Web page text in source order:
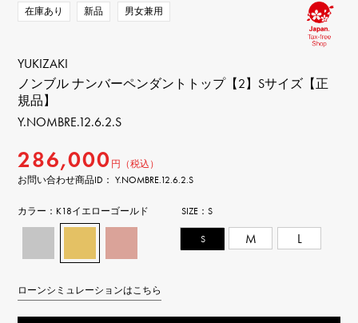
ヴィンテージウォッチ
在庫あり 新品 男女兼用
YUKIZAKI
ノンブル ナンバーペンダントトップ【2】Sサイズ【正
規品】
Y.NOMBRE.12.6.2.S
286,000 円（税込）
お問い合わせ商品ID： Y.NOMBRE.12.6.2.S
カラー： K18イエローゴールド SIZE：S
S M L
ローンシミュレーションはこちら